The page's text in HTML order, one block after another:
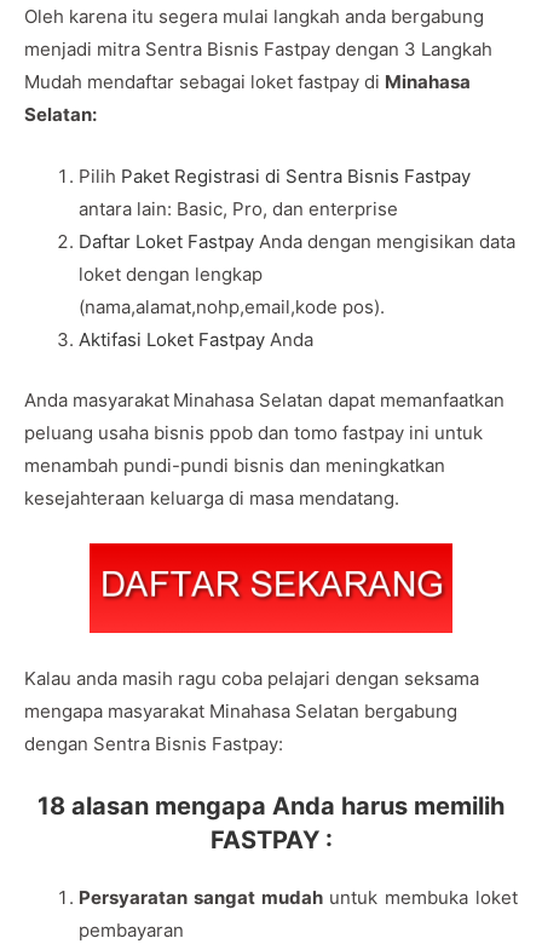
Oleh karena itu segera mulai langkah anda bergabung
menjadi mitra Sentra Bisnis Fastpay dengan 3 Langkah
Mudah mendaftar sebagai loket fastpay di Minahasa
Selatan:
Pilih Paket Registrasi di Sentra Bisnis Fastpay
antara lain: Basic, Pro, dan enterprise
Daftar Loket Fastpay Anda dengan mengisikan data
loket dengan lengkap
(nama,alamat,nohp,email,kode pos).
Aktifasi Loket Fastpay Anda
Anda masyarakat Minahasa Selatan dapat memanfaatkan
peluang usaha bisnis ppob dan tomo fastpay ini untuk
menambah pundi-pundi bisnis dan meningkatkan
kesejahteraan keluarga di masa mendatang.
Kalau anda masih ragu coba pelajari dengan seksama
mengapa masyarakat Minahasa Selatan bergabung
dengan Sentra Bisnis Fastpay:
18 alasan mengapa Anda harus memilih
FASTPAY :
Persyaratan sangat mudahuntuk membuka loket
pembayaran